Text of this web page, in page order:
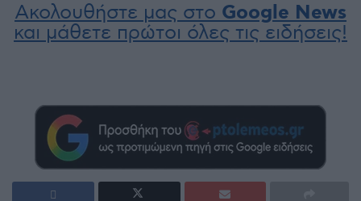
Ακολουθήστε μας στο Google News
και μάθετε πρώτοι όλες τις ειδήσεις!